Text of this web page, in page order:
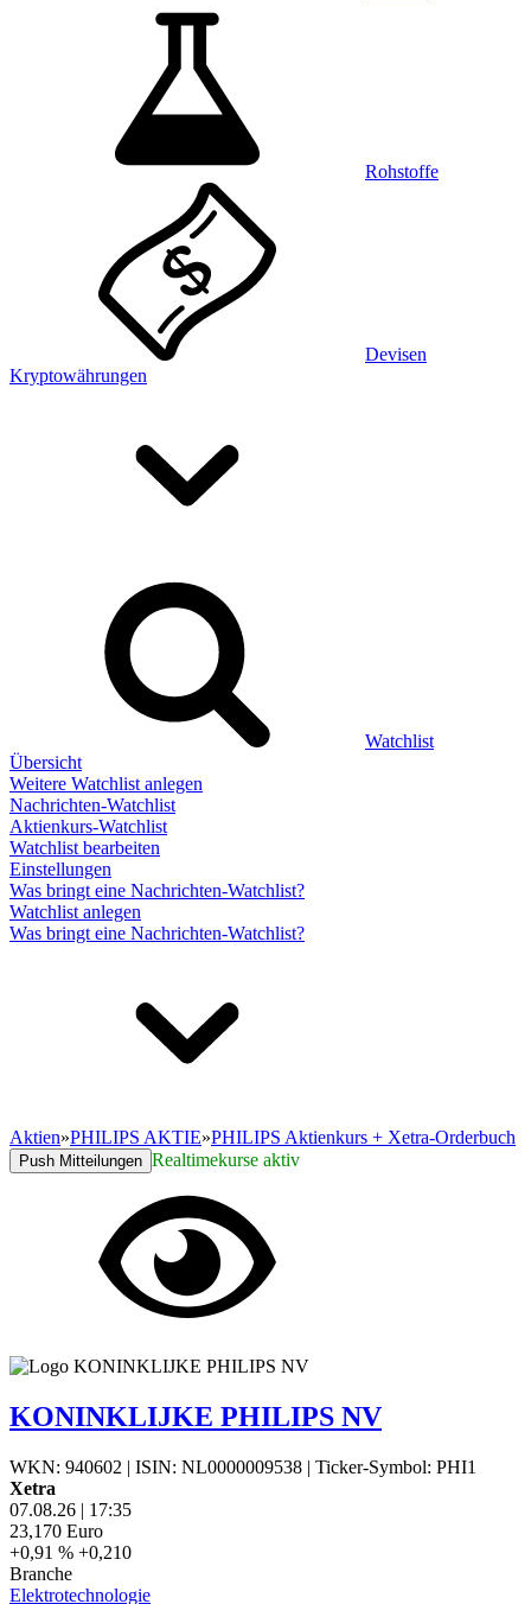
Rohstoffe
Devisen
Kryptowährungen
Watchlist
Übersicht
Weitere Watchlist anlegen
Nachrichten-Watchlist
Aktienkurs-Watchlist
Watchlist bearbeiten
Einstellungen
Was bringt eine Nachrichten-Watchlist?
Watchlist anlegen
Was bringt eine Nachrichten-Watchlist?
Aktien»PHILIPS AKTIE»PHILIPS Aktienkurs + Xetra-Orderbuch
Push Mitteilungen Realtimekurse aktiv
KONINKLIJKE PHILIPS NV
WKN: 940602 | ISIN: NL0000009538 | Ticker-Symbol: PHI1
Xetra
07.08.26 | 17:35
23,170 Euro
+0,91 % +0,210
Branche
Elektrotechnologie